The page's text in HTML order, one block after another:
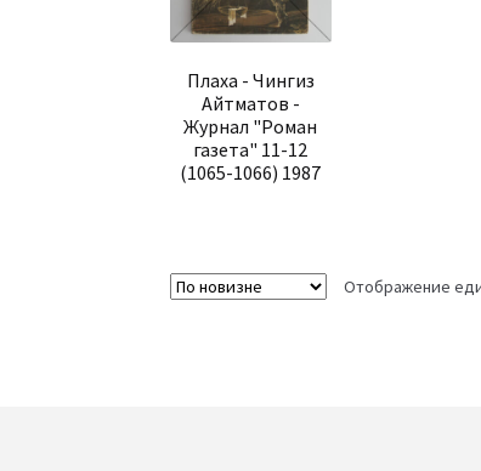
Плаха - Чингиз
Айтматов -
Журнал "Роман
газета" 11-12
(1065-1066) 1987
Отображение